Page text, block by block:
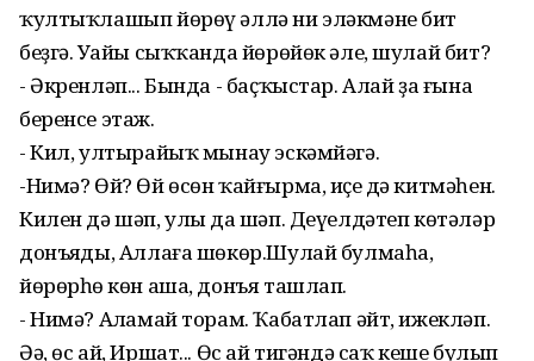
ҡултыҡлашып йөрөү әллә ни эләкмәне бит
беҙгә. Уңайы сыҡҡанда йөрөйөк әле, шулай бит?
- Әкренләп... Бында - баҫҡыстар. Алай ҙа ғына
беренсе этаж.
- Кил, ултырайыҡ мынау эскәмйәгә.
-Нимә? Өй? Өй өсөн ҡайғырма, иҫең дә китмәһен.
Килен дә шәп, улың да шәп. Деүелдәтеп көтәләр
донъяңды, Аллаға шөкөр.Шулай булмаһа,
йөрөрһөң көн аша, донъя ташлап.
- Нимә? Аңламай торам. Ҡабатлап әйт, ижекләп.
Әә, өс ай, Иршат... Өс ай тигәндә саҡ кеше булып